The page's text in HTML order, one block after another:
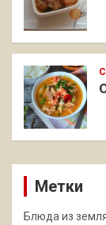
Метки
Блюда из